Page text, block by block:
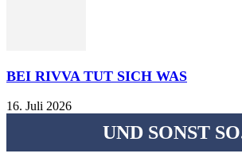
BEI RIVVA TUT SICH WAS
16. Juli 2026
UND SONST